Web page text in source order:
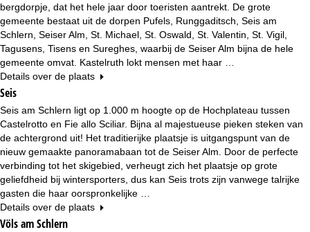
bergdorpje, dat het hele jaar door toeristen aantrekt. De grote
gemeente bestaat uit de dorpen Pufels, Runggaditsch, Seis am
Schlern, Seiser Alm, St. Michael, St. Oswald, St. Valentin, St. Vigil,
Tagusens, Tisens en Sureghes, waarbij de Seiser Alm bijna de hele
gemeente omvat. Kastelruth lokt mensen met haar …
Details over de plaats
Seis
Seis am Schlern ligt op 1.000 m hoogte op de Hochplateau tussen
Castelrotto en Fie allo Sciliar. Bijna al majestueuse pieken steken van
de achtergrond uit! Het traditierijke plaatsje is uitgangspunt van de
nieuw gemaakte panoramabaan tot de Seiser Alm. Door de perfecte
verbinding tot het skigebied, verheugt zich het plaatsje op grote
geliefdheid bij wintersporters, dus kan Seis trots zijn vanwege talrijke
gasten die haar oorspronkelijke …
Details over de plaats
Völs am Schlern